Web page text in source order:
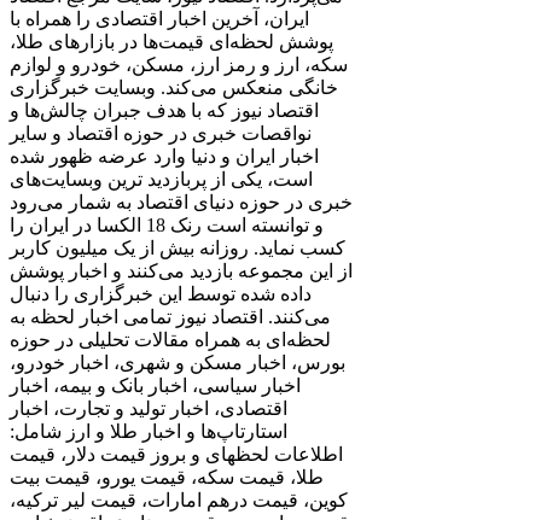
ایران، آخرین اخبار اقتصادی را همراه با
پوشش لحظه‌ای قیمت‌ها در بازارهای طلا،
سکه، ارز و رمز ارز، مسکن، خودرو و لوازم
خانگی منعکس می‌کند. وبسایت خبرگزاری
اقتصاد نیوز که با هدف جبران چالش‌ها و
نواقصات خبری در حوزه اقتصاد و سایر
اخبار ایران و دنیا وارد عرضه ظهور شده
است، یکی از پربازدید ترین وبسایت‌های
خبری در حوزه دنیای اقتصاد به شمار می‌رود
و توانسته است رنک 18 الکسا در ایران را
کسب نماید. روزانه بیش از یک میلیون کاربر
از این مجموعه بازدید می‌کنند و اخبار پوشش
داده شده توسط این خبرگزاری را دنبال
می‌کنند. اقتصاد نیوز تمامی اخبار لحظه به
لحظه‌ای به همراه مقالات تحلیلی در حوزه
بورس، اخبار مسکن و شهری، اخبار خودرو،
اخبار سیاسی، اخبار بانک و بیمه، اخبار
اقتصادی، اخبار تولید و تجارت، اخبار
استارتاپ‌ها و اخبار طلا و ارز شامل:
اطلاعات لحظهای و بروز قیمت دلار، قیمت
طلا، قیمت سکه، قیمت یورو، قیمت بیت
کوین، قیمت درهم امارات، قیمت لیر ترکیه،